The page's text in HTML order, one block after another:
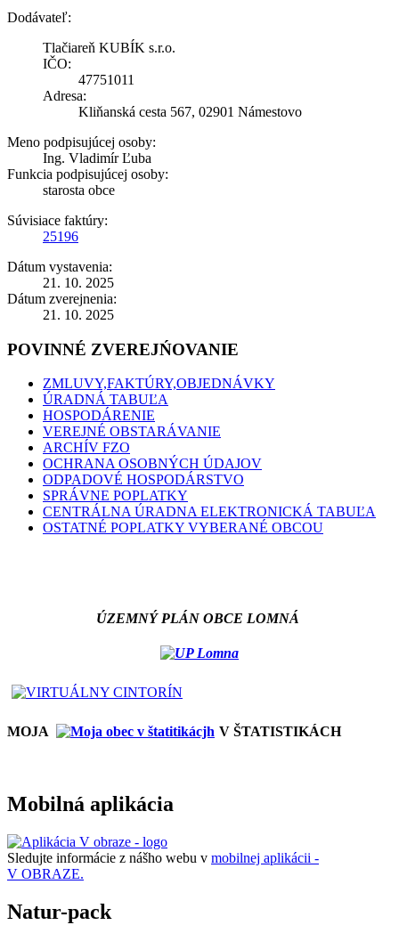
Dodávateľ:
Tlačiareň KUBÍK s.r.o.
IČO:
47751011
Adresa:
Kliňanská cesta 567, 02901 Námestovo
Meno podpisujúcej osoby:
Ing. Vladimír Ľuba
Funkcia podpisujúcej osoby:
starosta obce
Súvisiace faktúry:
25196
Dátum vystavenia:
21. 10. 2025
Dátum zverejnenia:
21. 10. 2025
POVINNÉ ZVEREJŃOVANIE
ZMLUVY,FAKTÚRY,OBJEDNÁVKY
ÚRADNÁ TABUĽA
HOSPODÁRENIE
VEREJNÉ OBSTARÁVANIE
ARCHÍV FZO
OCHRANA OSOBNÝCH ÚDAJOV
ODPADOVÉ HOSPODÁRSTVO
SPRÁVNE POPLATKY
CENTRÁLNA ÚRADNA ELEKTRONICKÁ TABUĽA
OSTATNÉ POPLATKY VYBERANÉ OBCOU
ÚZEMNÝ PLÁN OBCE LOMNÁ
MOJA V ŠTATISTIKÁCH
Mobilná aplikácia
Sledujte informácie z nášho webu v mobilnej aplikácii -
V OBRAZE.
Natur-pack